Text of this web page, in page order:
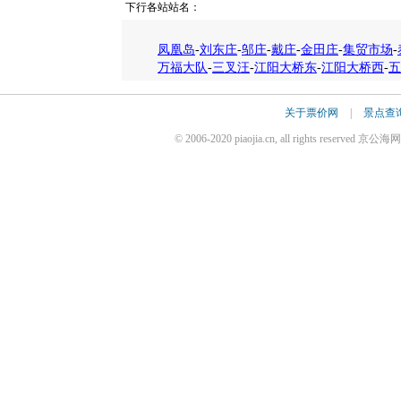
下行各站站名：
凤凰岛-刘东庄-邬庄-戴庄-金田庄-集贸市场-
万福大队-三叉汪-江阳大桥东-江阳大桥西-
关于票价网 景点查
© 2006-2020 piaojia.cn, all rights reserved 京公海